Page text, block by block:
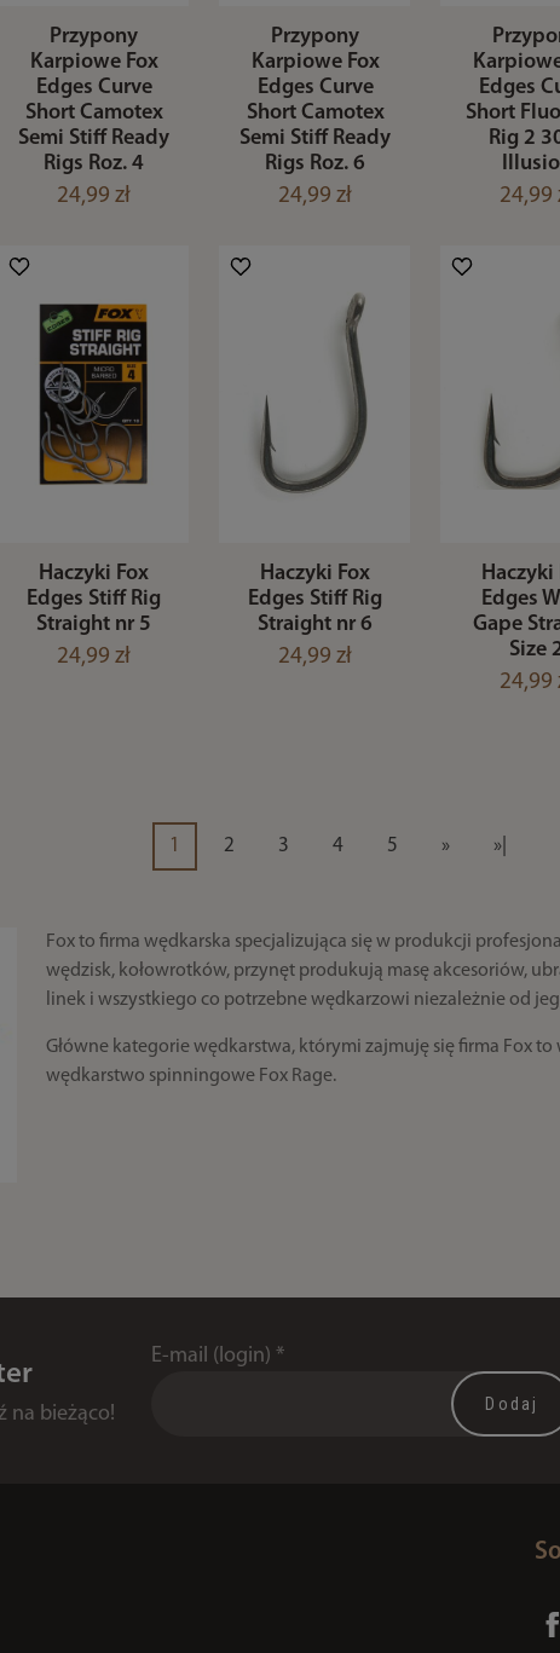
Przypony
Karpiowe Fox
Edges Curve
Short Camotex
Semi Stiff Ready
Rigs Roz. 4
24,99 zł
Przypony
Karpiowe Fox
Edges Curve
Short Camotex
Semi Stiff Ready
Rigs Roz. 6
24,99 zł
Edges
Short
Rig 2
24,99
Haczyki Fox
Edges Stiff Rig
Straight nr 5
24,99 zł
Haczyki Fox
Edges Stiff Rig
Straight nr 6
24,99 zł
Haczyki
Edges
Gape
Size
24,99
1 2 3 4 5 » »|
Fox to firma wędkarska specjalizująca się w produkcji
wędzisk, kołowrotków, przynęt produkują masę akcesoriów,
linek i wszystkiego co potrzebne wędkarzowi niezależnie od
Główne kategorie wędkarstwa, którymi zajmuję się firma Fox
wędkarstwo spinningowe Fox Rage.
na bieżąco!
E-mail (login) *